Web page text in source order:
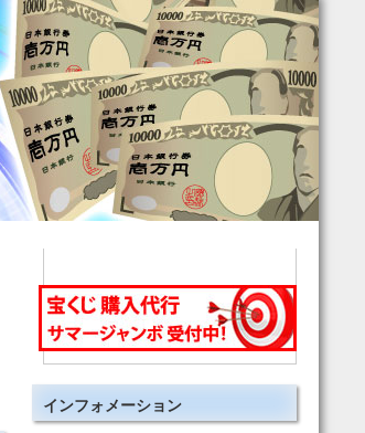
インフォメーション